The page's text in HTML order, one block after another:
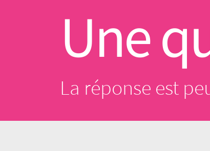
Une
La réponse est